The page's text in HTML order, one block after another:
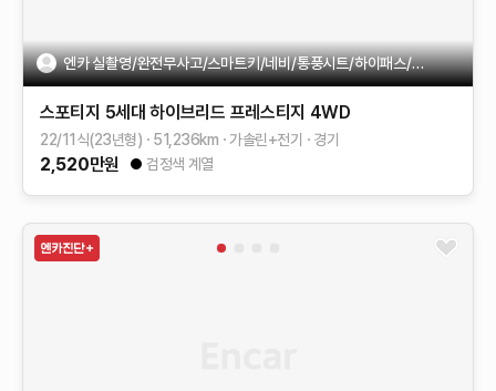
엔카 실촬영/완전무사고/스마트키/네비/통풍시트/하이패스/차선
스포티지 5세대 하이브리드 프레스티지 4WD
22/11식(23년형) 51,236km 가솔린+전기 경기
2,520만원 검정색 계열